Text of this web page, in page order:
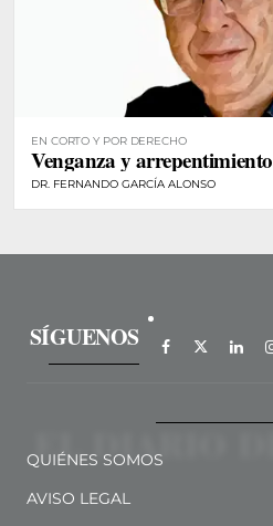
EN CORTO Y POR DERECHO
Venganza y arrepentimiento
DR. FERNANDO GARCÍA ALONSO
SÍGUENOS
QUIÉNES SOMOS
AVISO LEGAL